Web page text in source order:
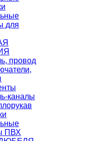
для
провод
каналы
ПВХ